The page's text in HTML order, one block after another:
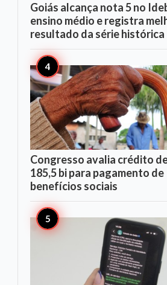
Goiás alcança nota 5 no
ensino médio e registra
resultado da série histórica
Congresso avalia crédito
185,5 bi para pagamento de
benefícios sociais